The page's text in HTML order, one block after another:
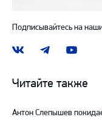
Подписывайтесь на
Наша
ВКонтакте
Наш
в
Telegram
Наш
YouTube
Читайте также
Антон Слепышев